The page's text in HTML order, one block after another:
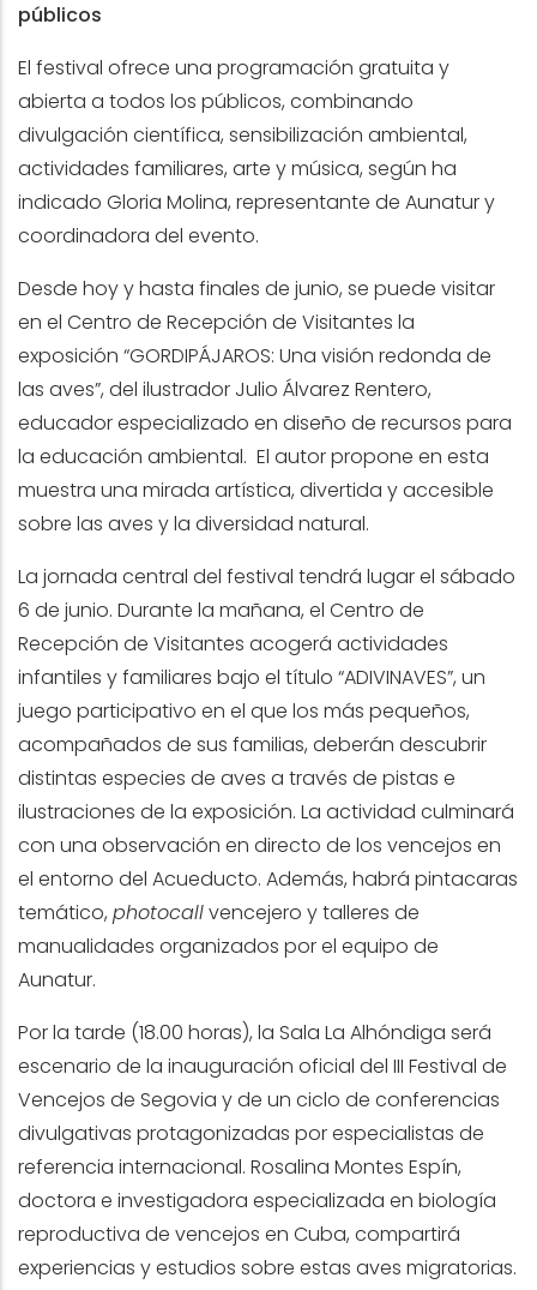
públicos
El festival ofrece una programación gratuita y
abierta a todos los públicos, combinando
divulgación científica, sensibilización ambiental,
actividades familiares, arte y música, según ha
indicado Gloria Molina, representante de Aunatur y
coordinadora del evento.
Desde hoy y hasta finales de junio, se puede visitar
en el Centro de Recepción de Visitantes la
exposición “GORDIPÁJAROS: Una visión redonda de
las aves”, del ilustrador Julio Álvarez Rentero,
educador especializado en diseño de recursos para
la educación ambiental. El autor propone en esta
muestra una mirada artística, divertida y accesible
sobre las aves y la diversidad natural.
La jornada central del festival tendrá lugar el sábado
6 de junio. Durante la mañana, el Centro de
Recepción de Visitantes acogerá actividades
infantiles y familiares bajo el título “ADIVINAVES”, un
juego participativo en el que los más pequeños,
acompañados de sus familias, deberán descubrir
distintas especies de aves a través de pistas e
ilustraciones de la exposición. La actividad culminará
con una observación en directo de los vencejos en
el entorno del Acueducto. Además, habrá pintacaras
temático, photocallvencejero y talleres de
manualidades organizados por el equipo de
Aunatur.
Por la tarde (18.00 horas), la Sala La Alhóndiga será
escenario de la inauguración oficial del III Festival de
Vencejos de Segovia y de un ciclo de conferencias
divulgativas protagonizadas por especialistas de
referencia internacional. Rosalina Montes Espín,
doctora e investigadora especializada en biología
reproductiva de vencejos en Cuba, compartirá
experiencias y estudios sobre estas aves migratorias.